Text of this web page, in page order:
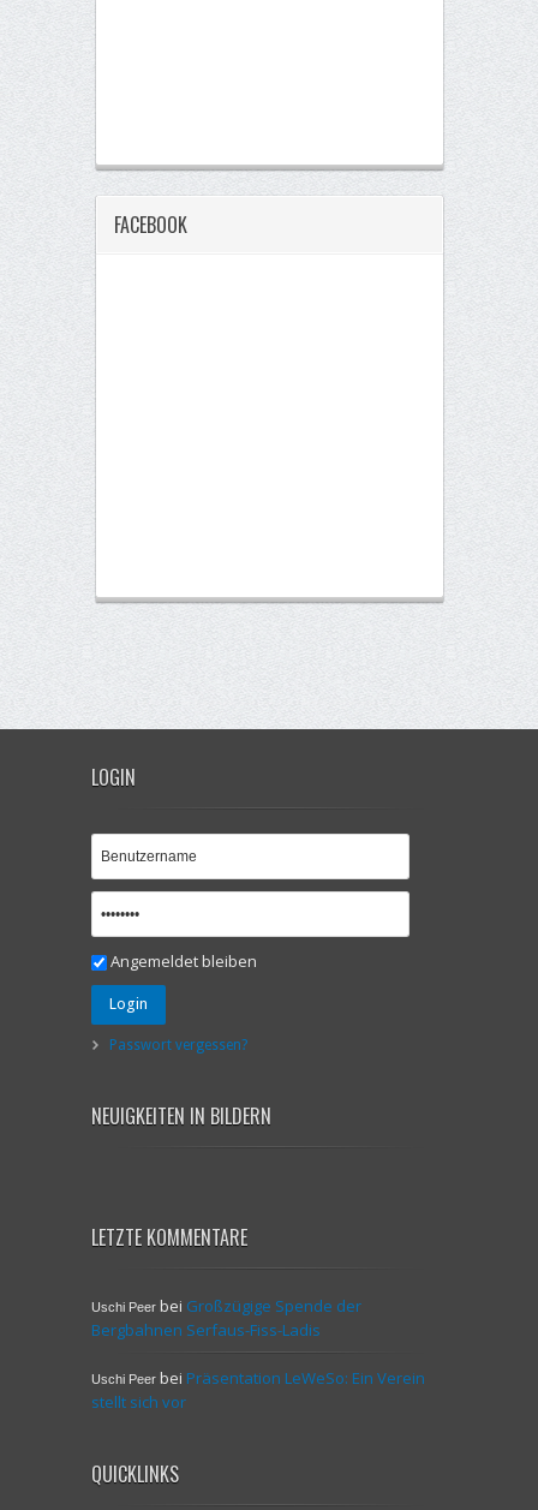
FACEBOOK
LOGIN
Angemeldet bleiben
Login
Passwort vergessen?
NEUIGKEITEN IN BILDERN
LETZTE KOMMENTARE
Uschi Peerbei Großzügige Spende der
Bergbahnen Serfaus-Fiss-Ladis
Uschi Peerbei Präsentation LeWeSo: Ein Verein
stellt sich vor
QUICKLINKS